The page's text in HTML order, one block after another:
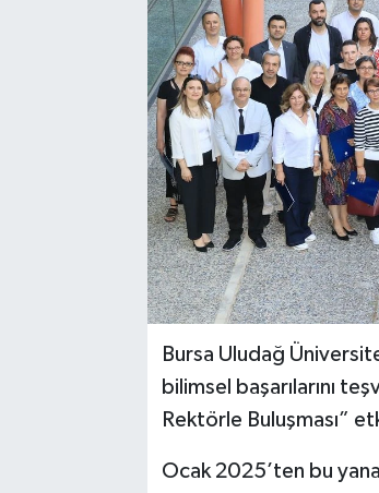
Bursa Uludağ
bilimsel başarılarını
Rektörle Buluşması”
Ocak 2025’ten bu